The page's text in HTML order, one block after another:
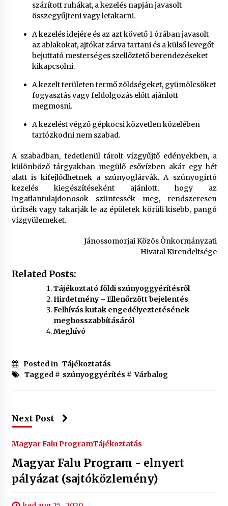
szárított ruhákat, a kezelés napján javasolt
összegyűjteni vagy letakarni.
A kezelés idejére és az azt követő 1 órában javasolt
az ablakokat, ajtókat zárva tartani és a külső levegőt
bejuttató mesterséges szellőztető berendezéseket
kikapcsolni.
A kezelt területen termő zöldségeket, gyümölcsöket
fogyasztás vagy feldolgozás előtt ajánlott
megmosni.
A kezelést végző gépkocsi közvetlen közelében
tartózkodni nem szabad.
A szabadban, fedetlenül tárolt vízgyűjtő edényekben, a
különböző tárgyakban megülő esővízben akár egy hét
alatt is kifejlődhetnek a szúnyoglárvák. A szúnyogirtó
kezelés kiegészítéseként ajánlott, hogy az
ingatlantulajdonosok szüntessék meg, rendszeresen
ürítsék vagy takarják le az épületek körüli kisebb, pangó
vízgyülemeket.
Jánossomorjai Közös Önkormányzati
Hivatal Kirendeltsége
Related Posts:
Tájékoztató földi szúnyoggyérítésről
Hirdetmény – Ellenőrzött bejelentés
Felhívás kutak engedélyeztetésének
meghosszabbításáról
Meghívó
Posted in Tájékoztatás
Tagged # szúnyoggyérítés # Várbalog
Next Post
Magyar Falu ProgramTájékoztatás
Magyar Falu Program - elnyert
pályázat (sajtóközlemény)